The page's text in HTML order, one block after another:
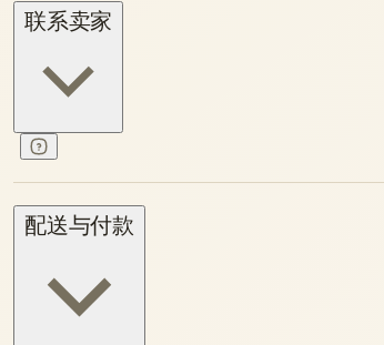
联系卖家
配送与付款